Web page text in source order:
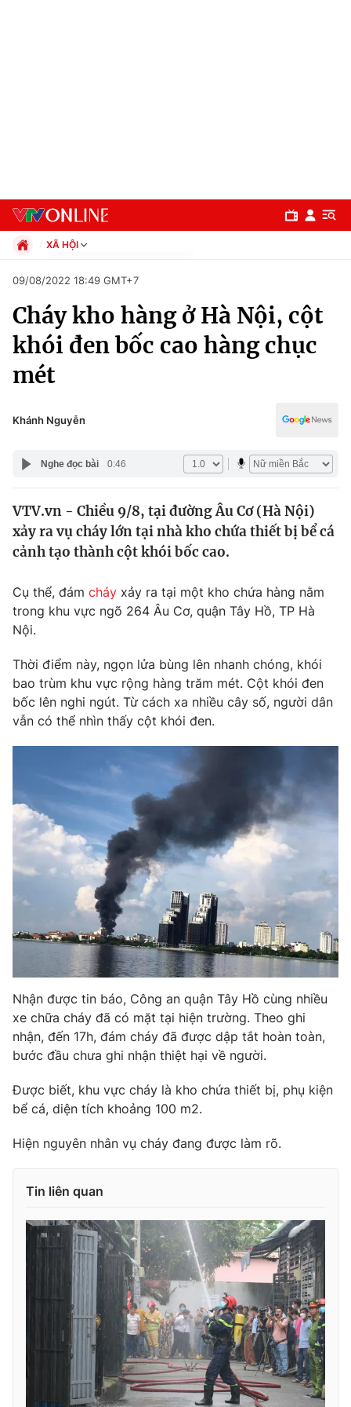
Chuyên mục
Chính trị
Thế giới
Thế giới đó đây
Câu chuyện quốc tế
Kinh tế
Tài chính
Góc doanh nghiệp
Dữ liệu và đời sống
Truyền hình
Phim VTV
Khán giả
Giải sao mai
Giải trí
Sao
Làm đẹp
Chất lượng cuộc sống
Giáo dục
Tuyển sinh
Học trực tuyến
Công nghệ
Hitech Công nghệ tương lai
Giao lưu trực tuyến
Lịch phát sóng
Chuyên mục khác
Emagazine Podcast
Photo Infographic
VTV Sức khoẻ Bất động sản
Thị trường 24h Tấm lòng Việt
Vươn mình bằng AI
VTV9 VTV8
Liên hệ tòa soạn English
XÃ HỘI
Xã hội
Pháp luật
Kinh tế
Thể thao
Truyền hình
Đời sống
Giáo dục
09/08/2022 18:49 GMT+7
Cháy kho hàng ở Hà Nội, cột
khói đen bốc cao hàng chục
mét
Khánh Nguyễn
Nghe đọc bài 0:46
VTV.vn - Chiều 9/8, tại đường Âu Cơ (Hà Nội)
xảy ra vụ cháy lớn tại nhà kho chứa thiết bị bể cá
cảnh tạo thành cột khói bốc cao.
Cụ thể, đám cháy xảy ra tại một kho chứa hàng nằm
trong khu vực ngõ 264 Âu Cơ, quận Tây Hồ, TP Hà
Nội.
Thời điểm này, ngọn lửa bùng lên nhanh chóng, khói
bao trùm khu vực rộng hàng trăm mét. Cột khói đen
bốc lên nghi ngút. Từ cách xa nhiều cây số, người dân
vẫn có thể nhìn thấy cột khói đen.
Nhận được tin báo, Công an quận Tây Hồ cùng nhiều
xe chữa cháy đã có mặt tại hiện trường. Theo ghi
nhận, đến 17h, đám cháy đã được dập tắt hoàn toàn,
bước đầu chưa ghi nhận thiệt hại về người.
Được biết, khu vực cháy là kho chứa thiết bị, phụ kiện
bể cá, diện tích khoảng 100 m2.
Hiện nguyên nhân vụ cháy đang được làm rõ.
Tin liên quan